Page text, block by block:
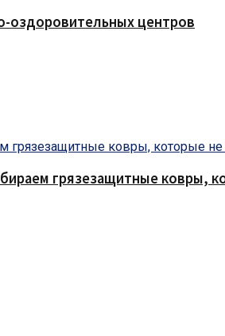
оздоровительных центров
грязезащитные ковры,